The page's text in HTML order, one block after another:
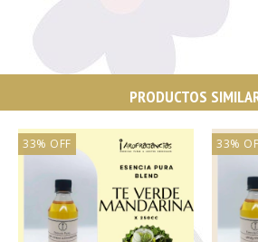
PRODUCTOS
33% OFF 33%